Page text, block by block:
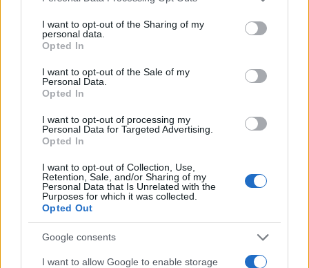
not limited to your visit or usage behaviour. You may click to
grant or deny consent to Google and its third-party tags to
use your data for below specified purposes in below Google
consent section.
I want to opt-out of the Sharing of my
personal data.
Opted In
I want to opt-out of the Sale of my
Personal Data.
Opted In
I want to opt-out of processing my
Personal Data for Targeted Advertising.
Opted In
I want to opt-out of Collection, Use,
Retention, Sale, and/or Sharing of my
Personal Data that Is Unrelated with the
Purposes for which it was collected.
Opted Out
Google consents
I want to allow Google to enable storage